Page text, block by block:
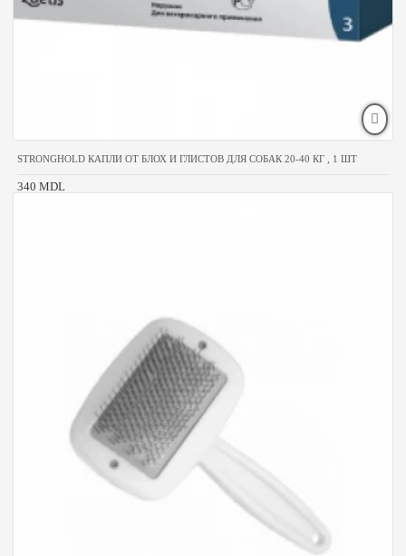
STRONGHOLD КАПЛИ ОТ БЛОХ И ГЛИСТОВ ДЛЯ СОБАК 20-40 КГ , 1 ШТ
340 MDL